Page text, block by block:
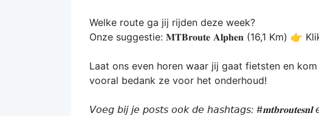
Welke route ga jij rijden deze week?
Onze suggestie: 𝐌𝐓𝐁𝐫𝐨𝐮𝐭𝐞 𝐀𝐥𝐩𝐡𝐞𝐧 (16,1 Km) 👉
Laat ons even horen waar jij gaat fietsten en
vooral bedank ze voor het onderhoud!
𝘝𝘰𝘦𝘨 𝘣𝘪𝘫 𝘫𝘦 𝘱𝘰𝘴𝘵𝘴 𝘰𝘰𝘬 𝘥𝘦 𝘩𝘢𝘴𝘩𝘵𝘢𝘨𝘴: #𝐦𝐭𝐛𝐫𝐨𝐮𝐭𝐞𝐬𝐧𝐥